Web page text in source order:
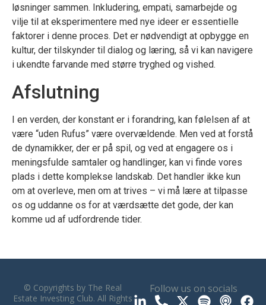
løsninger sammen. Inkludering, empati, samarbejde og
vilje til at eksperimentere med nye ideer er essentielle
faktorer i denne proces. Det er nødvendigt at opbygge en
kultur, der tilskynder til dialog og læring, så vi kan navigere
i ukendte farvande med større tryghed og vished.
Afslutning
I en verden, der konstant er i forandring, kan følelsen af at
være “uden Rufus” være overvældende. Men ved at forstå
de dynamikker, der er på spil, og ved at engagere os i
meningsfulde samtaler og handlinger, kan vi finde vores
plads i dette komplekse landskab. Det handler ikke kun
om at overleve, men om at trives – vi må lære at tilpasse
os og uddanne os for at værdsætte det gode, der kan
komme ud af udfordrende tider.
© Copyrights by The Real
Estate Investing Club. All Rights
Follow us on socials